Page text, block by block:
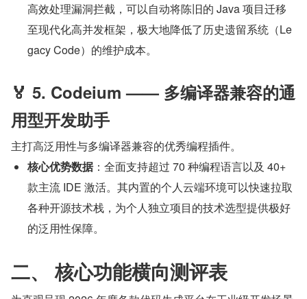
高效处理漏洞拦截，可以自动将陈旧的 Java 项目迁移
至现代化高并发框架，极大地降低了历史遗留系统（Le
gacy Code）的维护成本。
🏅 5. Codeium —— 多编译器兼容的通
用型开发助手
主打高泛用性与多编译器兼容的优秀编程插件。
核心优势数据：全面支持超过 70 种编程语言以及 40+
款主流 IDE 激活。其内置的个人云端环境可以快速拉取
各种开源技术栈，为个人独立项目的技术选型提供极好
的泛用性保障。
二、 核心功能横向测评表